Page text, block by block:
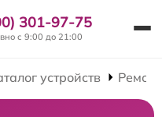
301-97-75
с 9:00 до 21:00
устройств